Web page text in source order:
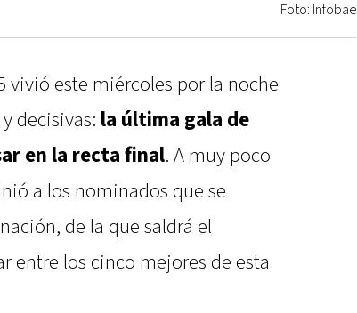
Foto: Infobae
vivió este miércoles por la noche
decisivas: la última gala de
en la recta final. A muy poco
a los nominados que se
de la que saldrá el
entre los cinco mejores de esta